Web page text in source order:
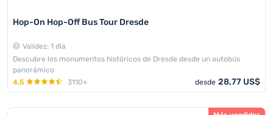
Hop-On Hop-Off Bus Tour Dresde
Validez: 1 día
Descubre los monumentos históricos de Dresde desde un autobús
panorámico
4.5
3110+ desde 28,77 US$